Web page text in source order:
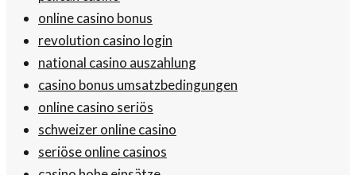
online casino bonus
revolution casino login
national casino auszahlung
casino bonus umsatzbedingungen
online casino seriös
schweizer online casino
seriöse online casinos